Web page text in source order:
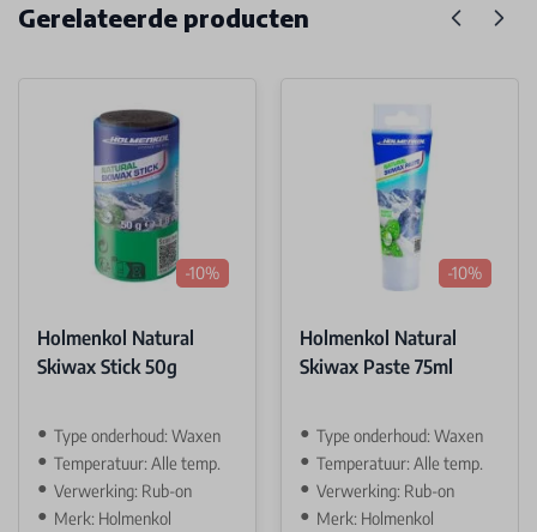
Gerelateerde producten
-10%
Holmenkol Natural
Skiwax Stick 50g
Type onderhoud: Waxen
Temperatuur: Alle temp.
Verwerking: Rub-on
Merk: Holmenkol
-10%
Holmenkol Natural
Skiwax Paste 75ml
Type onderhoud: Waxen
Temperatuur: Alle temp.
Verwerking: Rub-on
Merk: Holmenkol